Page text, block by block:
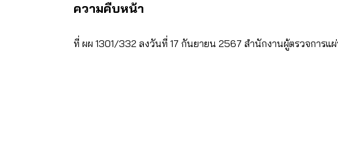
ความคืบหน้า
ที่ ผผ 1301/332 ลงวันที่ 17 กันยายน 2567 สำนักงานผู้ตรวจการแ